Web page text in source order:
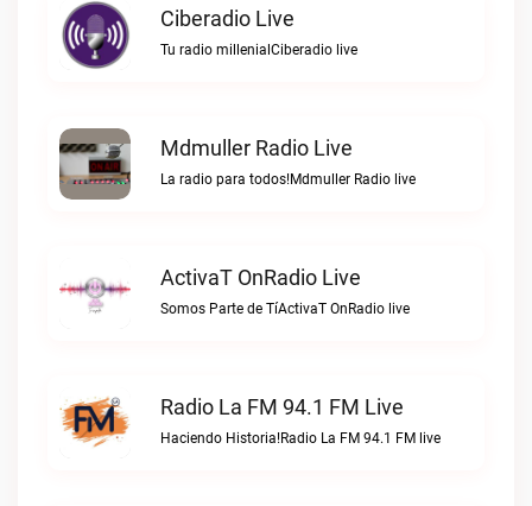
Ciberadio Live
Tu radio millenialCiberadio live
Mdmuller Radio Live
La radio para todos!Mdmuller Radio live
ActivaT OnRadio Live
Somos Parte de TíActivaT OnRadio live
Radio La FM 94.1 FM Live
Haciendo Historia!Radio La FM 94.1 FM live